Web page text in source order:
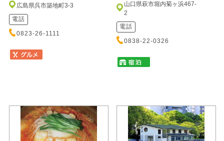
広島県呉市築地町3-3
電話
0823-26-1111
山口県萩市堀内菊ヶ浜467-
2
電話
0838-22-0326